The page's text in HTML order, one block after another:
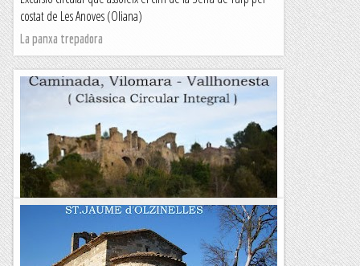
costat de Les Anoves (Oliana)
La panxa trepadora
VILOMARA - VALLHONESTA ( Clàssica
Circular Integral )